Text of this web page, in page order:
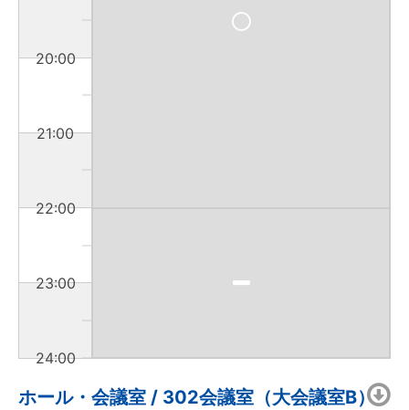
20:00
21:00
22:00
23:00
24:00
ホール・会議室 / 302会議室（大会議室B）